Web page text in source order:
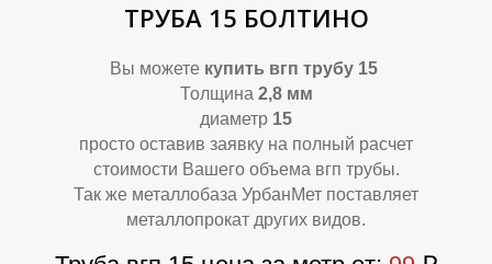
ТРУБА 15 БОЛТИНО
Вы можете купить вгп трубу 15
Толщина 2,8 мм
диаметр 15
просто оставив заявку на полный расчет
стоимости Вашего объема вгп трубы.
Так же металлобаза УрбанМет поставляет
металлопрокат других видов.